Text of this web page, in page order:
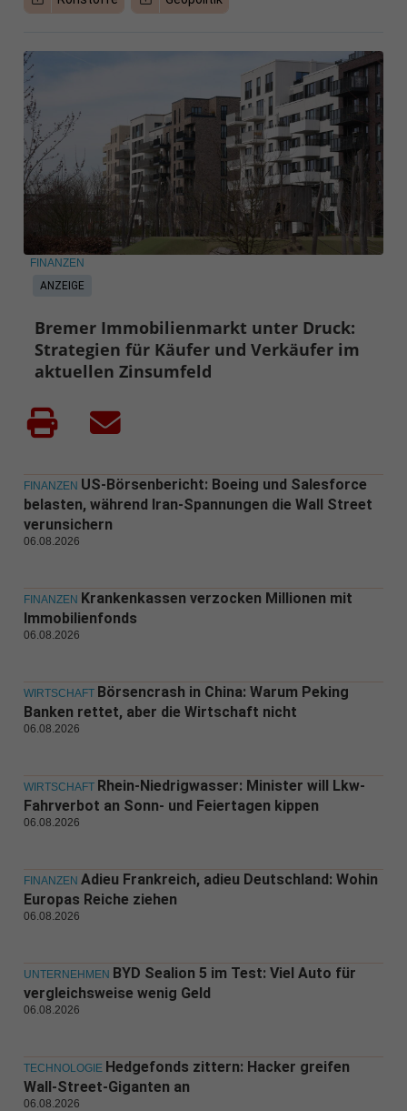
ANZEIGE
FINANZEN
Bremer Immobilienmarkt unter Druck:
Strategien für Käufer und Verkäufer im
aktuellen Zinsumfeld
FINANZEN US-Börsenbericht: Boeing und Salesforce
belasten, während Iran-Spannungen die Wall Street
verunsichern
06.08.2026
FINANZEN Krankenkassen verzocken Millionen mit
Immobilienfonds
06.08.2026
WIRTSCHAFT Börsencrash in China: Warum Peking
Banken rettet, aber die Wirtschaft nicht
06.08.2026
WIRTSCHAFT Rhein-Niedrigwasser: Minister will Lkw-
Fahrverbot an Sonn- und Feiertagen kippen
06.08.2026
FINANZEN Adieu Frankreich, adieu Deutschland: Wohin
Europas Reiche ziehen
06.08.2026
UNTERNEHMEN BYD Sealion 5 im Test: Viel Auto für
vergleichsweise wenig Geld
06.08.2026
TECHNOLOGIE Hedgefonds zittern: Hacker greifen
Wall-Street-Giganten an
06.08.2026